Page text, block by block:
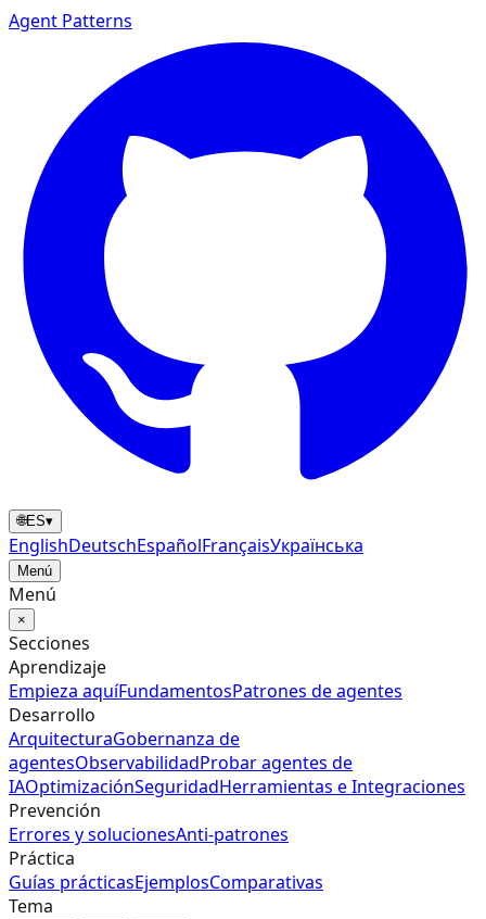
Agent Patterns
🌐ES▾
EnglishDeutschEspañolFrançaisУкраїнська
Menú
Menú
×
Secciones
Aprendizaje
Empieza aquíFundamentosPatrones de agentes
Desarrollo
ArquitecturaGobernanza de
agentesObservabilidadProbar agentes de
IAOptimizaciónSeguridadHerramientas e Integraciones
Prevención
Errores y solucionesAnti‑patrones
Práctica
Guías prácticasEjemplosComparativas
Tema